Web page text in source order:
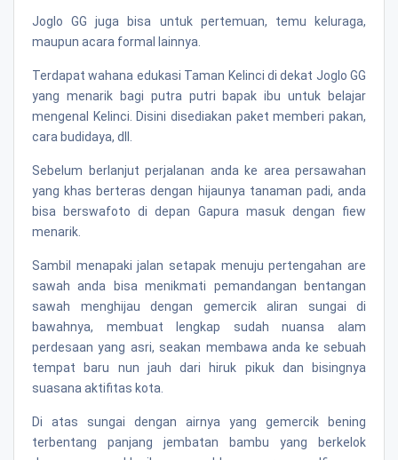
Joglo GG juga bisa untuk pertemuan, temu keluraga,
maupun acara formal lainnya.
Terdapat wahana edukasi Taman Kelinci di dekat Joglo GG
yang menarik bagi putra putri bapak ibu untuk belajar
mengenal Kelinci. Disini disediakan paket memberi pakan,
cara budidaya, dll.
Sebelum berlanjut perjalanan anda ke area persawahan
yang khas berteras dengan hijaunya tanaman padi, anda
bisa berswafoto di depan Gapura masuk dengan fiew
menarik.
Sambil menapaki jalan setapak menuju pertengahan are
sawah anda bisa menikmati pemandangan bentangan
sawah menghijau dengan gemercik aliran sungai di
bawahnya, membuat lengkap sudah nuansa alam
perdesaan yang asri, seakan membawa anda ke sebuah
tempat baru nun jauh dari hiruk pikuk dan bisingnya
suasana aktifitas kota.
Di atas sungai dengan airnya yang gemercik bening
terbentang panjang jembatan bambu yang berkelok